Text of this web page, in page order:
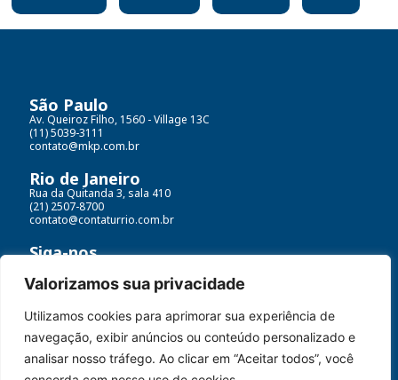
Valorizamos sua privacidade
Utilizamos cookies para aprimorar sua experiência de
navegação, exibir anúncios ou conteúdo personalizado e
analisar nosso tráfego. Ao clicar em “Aceitar todos”, você
São Paulo
Av. Queiroz Filho, 1560 - Village 13C
(11) 5039-3111
contato@mkp.com.br
Rio de Janeiro
Rua da Quitanda 3, sala 410
(21) 2507-8700
contato@contaturrio.com.br
Siga-nos
Contatur MKP© Todos os direitos reservados
Políticas de dados e termos de uso